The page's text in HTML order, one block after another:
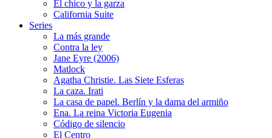
El chico y la garza
California Suite
Series
La más grande
Contra la ley
Jane Eyre (2006)
Matlock
Agatha Christie. Las Siete Esferas
La caza. Irati
La casa de papel. Berlín y la dama del armiño
Ena. La reina Victoria Eugenia
Código de silencio
El Centro